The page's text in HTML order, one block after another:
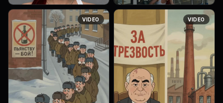
Ultra-realistic cinematic shot,
medium close-up. Inside a
moving vintage city bus. A
young Asian woman with dark
red hair in a ponytail, ...
Photorealistic wide action
shot, dynamic high angle. A
giant, terrifying blue reptilian
kaiju monster is destroying a
brick building in t...
VIDEO VIDEO